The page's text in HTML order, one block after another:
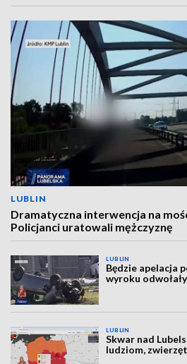
LUBLIN
Dramatyczna interwencja na
Policjanci uratowali mężczyznę
LUBLIN
Będzie apelacja
wyroku
LUBLIN
Skwar nad
ludziom,